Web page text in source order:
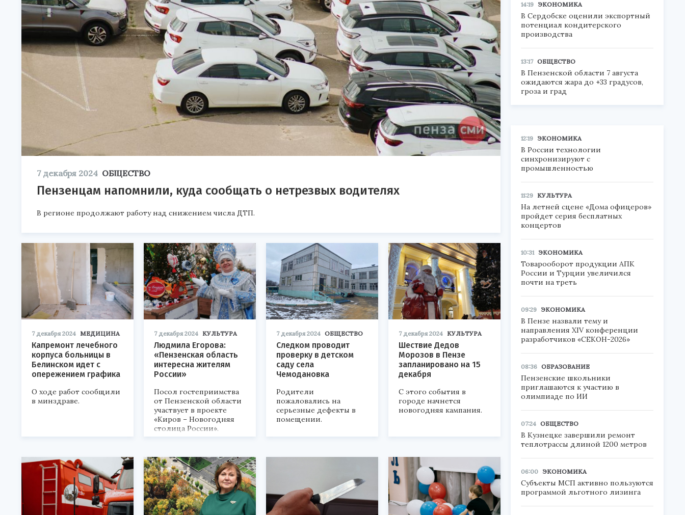
7 декабря 2024 ОБЩЕСТВО
Пензенцам напомнили, куда сообщать о нетрезвых водителях
В регионе продолжают работу над снижением числа ДТП.
7 декабря 2024 МЕДИЦИНА
Капремонт лечебного
корпуса больницы в
Белинском идет с
опережением графика
О ходе работ сообщили
в минздраве.
7 декабря 2024 КУЛЬТУРА
Людмила Егорова:
«Пензенская область
интересна жителям
России»
Посол гостеприимства
от Пензенской области
участвует в проекте
«Киров – Новогодняя
столица России».
7 декабря 2024 ОБЩЕСТВО
Следком проводит
проверку в детском
саду села
Чемодановка
Родители
пожаловались на
серьезные дефекты в
помещении.
7 декабря 2024 КУЛЬТУРА
Шествие Дедов
Морозов в Пензе
запланировано на 15
декабря
С этого события в
городе начнется
новогодняя кампания.
14:19 ЭКОНОМИКА
В Сердобске оценили экспортный
потенциал кондитерского
производства
13:17 ОБЩЕСТВО
В Пензенской области 7 августа
ожидаются жара до +33 градусов,
гроза и град
12:19 ЭКОНОМИКА
В России технологии
синхронизируют с
промышленностью
11:29 КУЛЬТУРА
На летней сцене «Дома офицеров»
пройдет серия бесплатных
концертов
10:31 ЭКОНОМИКА
Товарооборот продукции АПК
России и Турции увеличился
почти на треть
09:29 ЭКОНОМИКА
В Пензе назвали тему и
направления XIV конференции
разработчиков «СЕКОН-2026»
08:36 ОБРАЗОВАНИЕ
Пензенские школьники
приглашаются к участию в
олимпиаде по ИИ
07:24 ОБЩЕСТВО
В Кузнецке завершили ремонт
теплотрассы длиной 1200 метров
06:00 ЭКОНОМИКА
Субъекты МСП активно пользуются
программой льготного лизинга